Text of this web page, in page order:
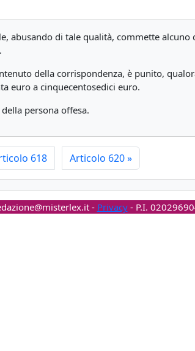
abusando di tale qualità, commette
della corrispondenza, è punito,
euro a cinquecentosedici euro.
persona offesa.
618 Articolo 620»
- Privacy- P.I.